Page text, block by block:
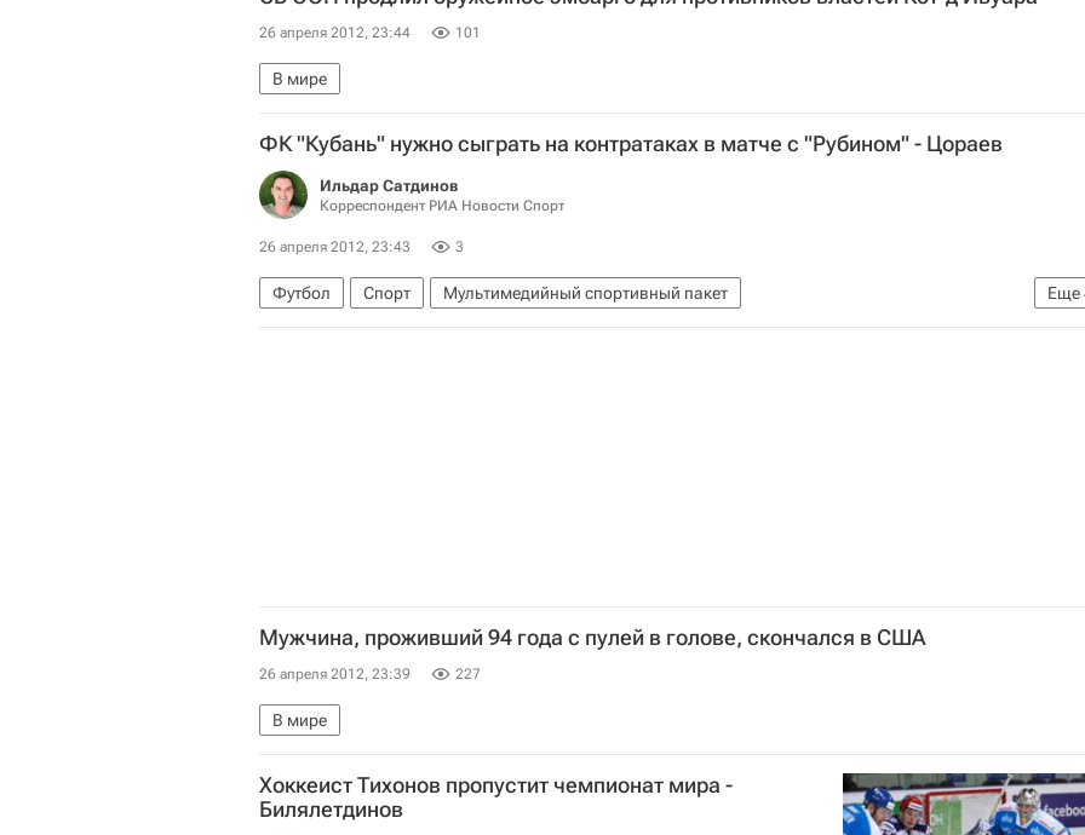
Еврохоккейтур
Финляндия Сборная России по хоккею с шайбой
26 апреля 2012, 23:44 101
В мире
ФК "Кубань" нужно сыграть на контратаках в матче с "Рубином" - Цораев
Ильдар Сатдинов
Корреспондент РИА Новости Спорт
26 апреля 2012, 23:43 3
Еще
Футбол Спорт
Мультимедийный спортивный пакет
РПЛ 2026-2027 (Чемпионат России по футболу)
Кубань Рубин Давид Цораев
Мужчина, проживший 94 года с пулей в голове, скончался в США
26 апреля 2012, 23:39 227
В мире
Хоккеист Тихонов пропустит чемпионат мира -
Билялетдинов